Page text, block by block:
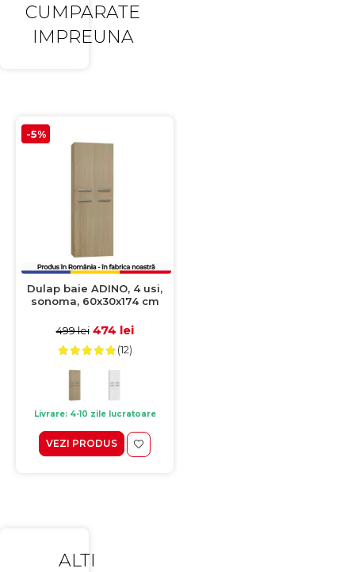
CUMPARATE
IMPREUNA
-5%
Dulap baie ADINO, 4 usi,
sonoma, 60x30x174 cm
499 lei 474 lei
(12)
Livrare: 4-10 zile lucratoare
VEZI PRODUS
ALTI